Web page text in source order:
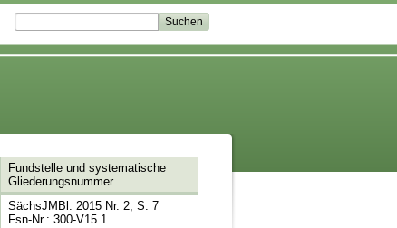
Fundstelle und systematische
Gliederungsnummer
SächsJMBl. 2015 Nr. 2, S. 7
Fsn-Nr.: 300-V15.1